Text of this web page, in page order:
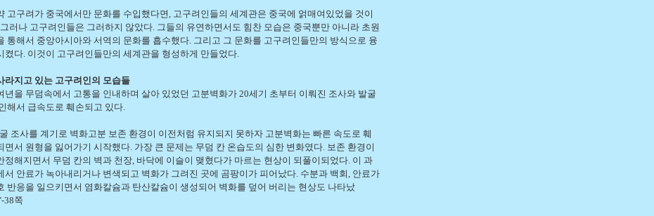
고구려가 중국에서만 문화를 수입했다면, 고구려인들의 세계관은 중국에 얽매여있었을 것이
러나 고구려인들은 그러하지 않았다. 그들의 유연하면서도 힘찬 모습은 중국뿐만 아니라 초원
통해서 중앙아시아와 서역의 문화를 흡수했다. 그리고 그 문화를 고구려인들만의 방식으로 융
켰다. 이것이 고구려인들만의 세계관을 형성하게 만들었다.
라지고 있는 고구려인의 모습들
년을 무덤속에서 고통을 인내하며 살아 있었던 고분벽화가 20세기 초부터 이뤄진 조사와 발굴
해서 급속도로 훼손되고 있다.
조사를 계기로 벽화고분 보존 환경이 이전처럼 유지되지 못하자 고분벽화는 빠른 속도로 훼
면서 원형을 잃어가기 시작했다. 가장 큰 문제는 무덤 칸 온습도의 심한 변화였다. 보존 환경이
정해지면서 무덤 칸의 벽과 천장, 바닥에 이슬이 맺혔다가 마르는 현상이 되풀이되었다. 이 과
서 안료가 녹아내리거나 변색되고 벽화가 그려진 곳에 곰팡이가 피어났다. 수분과 백회, 안료가
반응을 일으키면서 염화칼슘과 탄산칼슘이 생성되어 벽화를 덮어 버리는 현상도 나타났
38쪽